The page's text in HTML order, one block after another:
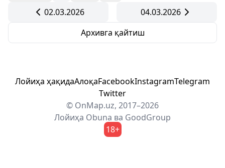
02.03.2026
04.03.2026
Архивга қайтиш
Лойиҳа ҳақидаАлоқаFacebookInstagramTelegram
Twitter
© OnMap.uz, 2017–2026
Лойиҳа Obuna ва GoodGroup
18+